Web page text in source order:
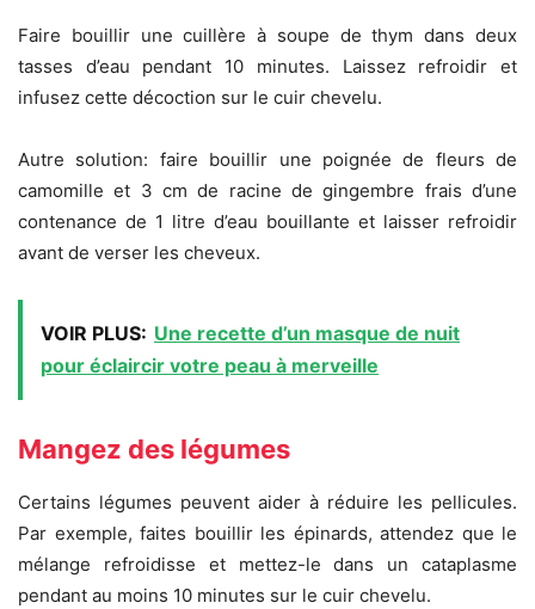
Faire bouillir une cuillère à soupe de thym dans deux
tasses d’eau pendant 10 minutes. Laissez refroidir et
infusez cette décoction sur le cuir chevelu.
Autre solution: faire bouillir une poignée de fleurs de
camomille et 3 cm de racine de gingembre frais d’une
contenance de 1 litre d’eau bouillante et laisser refroidir
avant de verser les cheveux.
VOIR PLUS: Une recette d’un masque de nuit
pour éclaircir votre peau à merveille
Mangez des légumes
Certains légumes peuvent aider à réduire les pellicules.
Par exemple, faites bouillir les épinards, attendez que le
mélange refroidisse et mettez-le dans un cataplasme
pendant au moins 10 minutes sur le cuir chevelu.